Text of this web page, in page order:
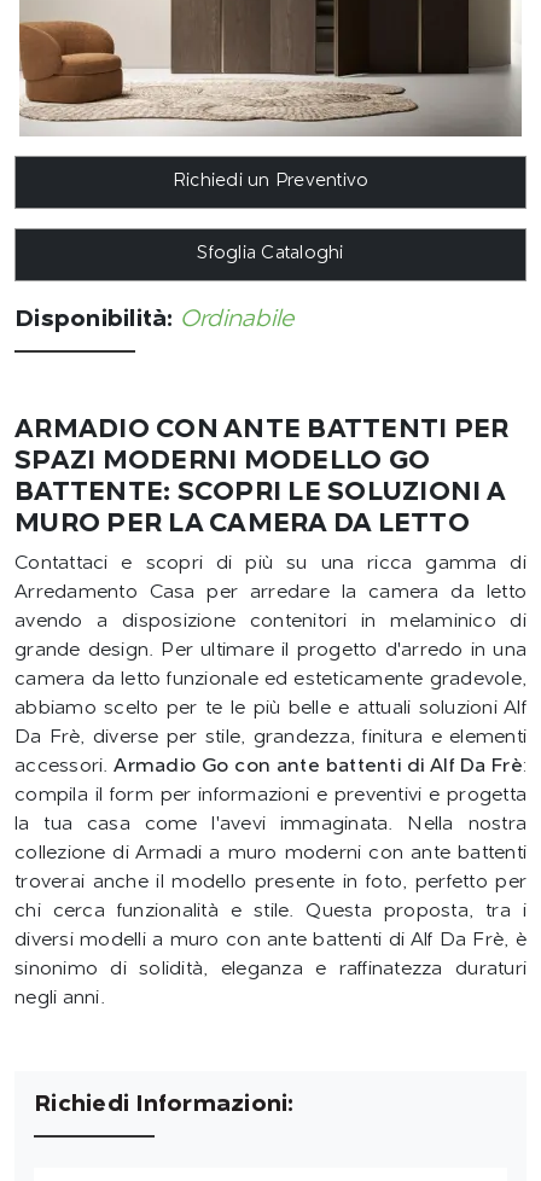
Richiedi un Preventivo
Sfoglia Cataloghi
Disponibilità: Ordinabile
ARMADIO CON ANTE BATTENTI PER
SPAZI MODERNI MODELLO GO
BATTENTE: SCOPRI LE SOLUZIONI A
MURO PER LA CAMERA DA LETTO
Contattaci e scopri di più su una ricca gamma di
Arredamento Casa per arredare la camera da letto
avendo a disposizione contenitori in melaminico di
grande design. Per ultimare il progetto d'arredo in una
camera da letto funzionale ed esteticamente gradevole,
abbiamo scelto per te le più belle e attuali soluzioni Alf
Da Frè, diverse per stile, grandezza, finitura e elementi
accessori.Armadio Go con ante battenti di Alf Da Frè:
compila il form per informazioni e preventivi e progetta
la tua casa come l'avevi immaginata. Nella nostra
collezione di Armadi a muro moderni con ante battenti
troverai anche il modello presente in foto, perfetto per
chi cerca funzionalità e stile. Questa proposta, tra i
diversi modelli a muro con ante battenti di Alf Da Frè, è
sinonimo di solidità, eleganza e raffinatezza duraturi
negli anni.
Richiedi Informazioni: